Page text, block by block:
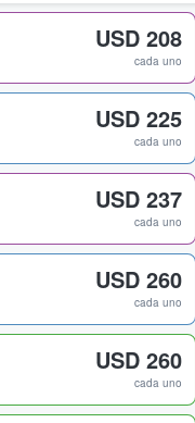
USD 208
cada uno
USD 225
cada uno
USD 237
cada uno
USD 260
cada uno
USD 260
cada uno